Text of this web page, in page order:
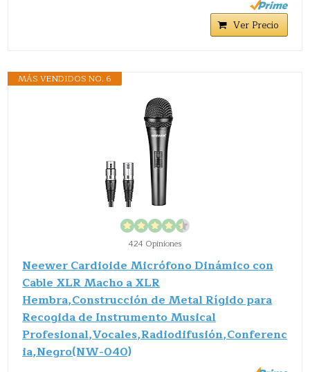
Ver Precio
MÁS VENDIDOS NO. 6
424 Opiniones
Neewer Cardioide Micrófono Dinámico con
Cable XLR Macho a XLR
Hembra,Construcción de Metal Rígido para
Recogida de Instrumento Musical
Profesional,Vocales,Radiodifusión,Conferenc
ia,Negro(NW-040)